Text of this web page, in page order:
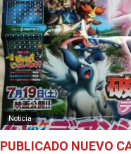
Noticia
PUBLICADO NUEVO